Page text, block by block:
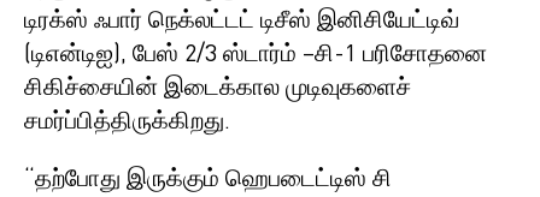
டிரக்ஸ் ஃபார் நெக்லட்டட் டிசீஸ் இனிசியேட்டிவ்
(டிஎன்டிஐ), பேஸ் 2/3 ஸ்டார்ம் –சி-1 பரிசோதனை
சிகிச்சையின் இடைக்கால முடிவுகளைச்
சமர்ப்பித்திருக்கிறது.
“தற்போது இருக்கும் ஹெபடைட்டிஸ் சி